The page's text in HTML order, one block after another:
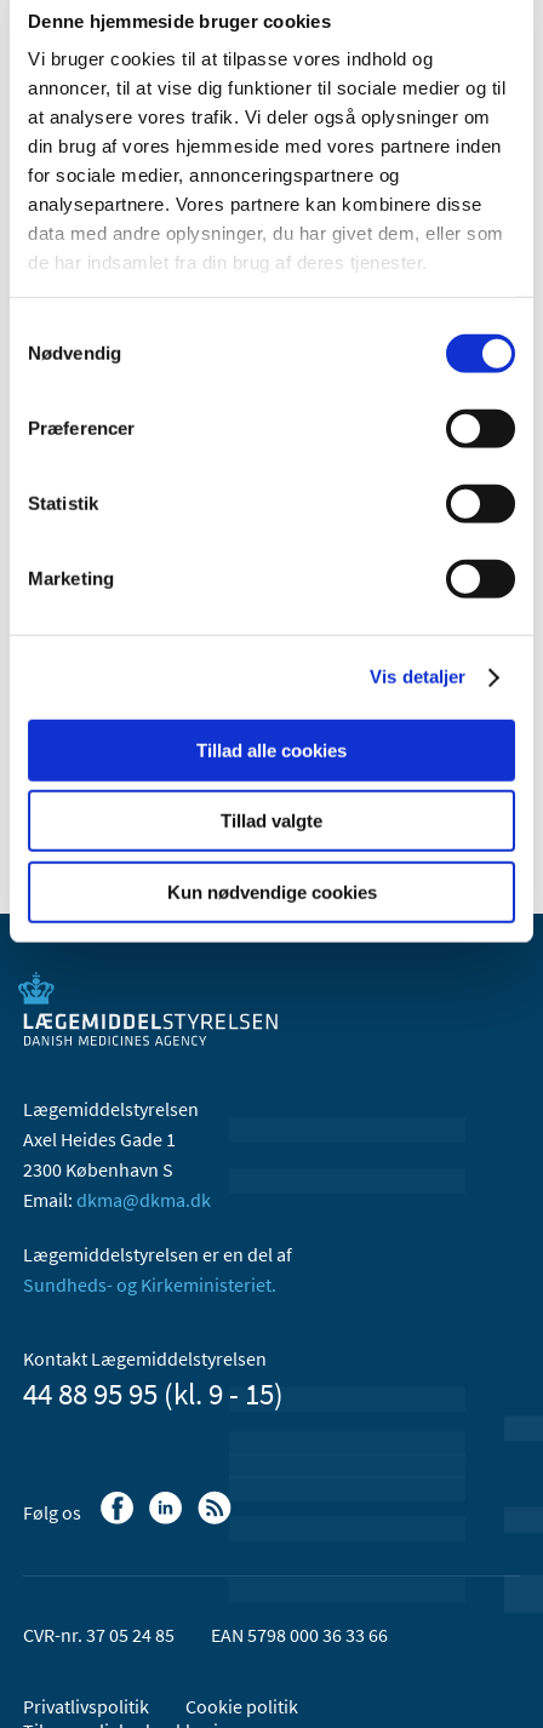
Denne hjemmeside bruger cookies
Vi bruger cookies til at tilpasse vores indhold og
annoncer, til at vise dig funktioner til sociale medier og til
at analysere vores trafik. Vi deler også oplysninger om
din brug af vores hjemmeside med vores partnere inden
for sociale medier, annonceringspartnere og
analysepartnere. Vores partnere kan kombinere disse
data med andre oplysninger, du har givet dem, eller som
de har indsamlet fra din brug af deres tjenester.
Nødvendig
Præferencer
Statistik
Marketing
Vis detaljer
Tillad alle cookies
Tillad valgte
Kun nødvendige cookies
maj (1)
marts (1)
februar (1)
januar (2)
2019 (39)
2018 (40)
2017 (31)
2016 (42)
2015 (30)
2013 (44)
2011 (13)
2009 (13)
2007 (3)
2005 (2)
Relateret indhold
Generelle tilskud til medicin
Lægemiddelstyrelsen
Axel Heides Gade 1
2300 København S
Email: dkma@dkma.dk
Lægemiddelstyrelsen er en del af
Sundheds- og Kirkeministeriet.
Kontakt Lægemiddelstyrelsen
44 88 95 95 (kl. 9 - 15)
Følg os
CVR-nr. 37 05 24 85 EAN 5798 000 36 33 66
Privatlivspolitik
Cookie politik